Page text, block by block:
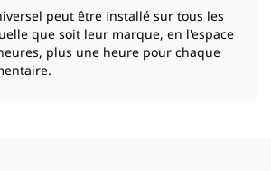
peut être installé sur tous les
que soit leur marque, en l'espace
plus une heure pour chaque